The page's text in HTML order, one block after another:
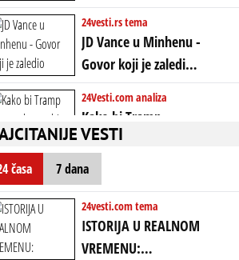
Ratni gospodari
plaču za starim
poretkom... Bez
ikakve realpolitike u
njima, oni su sada
nebitni kao Zelenski
24vesti.rs tema
JD Vance u Minhenu -
Govor koji je zaledio
Atlantik i duboko
šokirao Evropu (ceo
transkript)
24Vesti.com analiza
Kako bi Tramp
mogao da ugrabi
TREĆI MANDAT -
uprkos 22.
amandmanu
VESTI
časa 7 dana
24vesti.com tema
ISTORIJA U REALNOM
VREMENU: